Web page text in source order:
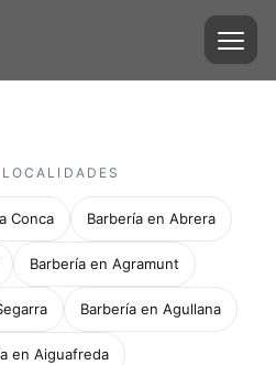
Conca Barbería en Abrera
Barbería en Agramunt
Barbería en Agullana
en Aiguafreda